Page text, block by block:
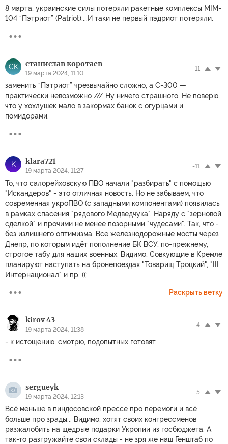
8 марта, украинские силы потеряли ракетные комплексы MIM-
104 “Пэтриот” (Patriot)....И таки не первый пэдриот потеряли.
СК станислав коротаев
19 марта 2024, 11:10
11
заменить “Пэтриот” чрезвычайно сложно, а С-300 —
практически невозможно /// Ну ничего страшного. Не поверю,
что у хохлушек мало в закормах банок с огурцами и
помидорами.
K klara721
19 марта 2024, 11:27
-11
То, что салорейховскую ПВО начали "разбирать" с помощью
"Искандеров" - это отличная новость. Но не забываем, что
современная укроПВО (с западными компонентами) появилась
в рамках спасения "рядового Медведчука". Наряду с "зерновой
сделкой" и прочими не менее позорными "чудесами". Так, что -
без излишнего оптимизма. Все железнодорожные мосты через
Днепр, по которым идёт пополнение БК ВСУ, по-прежнему,
строгое табу для наших военных. Видимо, Совкующие в Кремле
планируют наступать на бронепоездах "Товарищ Троцкий", "III
Интернационал" и пр. ((:
Раскрыть ветку
kirov 43
19 марта 2024, 11:38
4
- к истощению, смотрю, подопытных готовят.
sergueyk
19 марта 2024, 12:13
5
Всё меньше в пиндосовской прессе про перемоги и всё
больше про зрады... Видимо, хотят своих конгрессменов
разжалобить на щедрые подарки Укропии из госбюджета. А
так-то разгружайте свои склады - не зря же наш Генштаб по